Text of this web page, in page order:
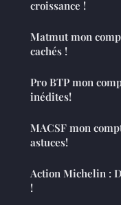
croissance !
Matmut mon
cachés !
Pro BTP mon
inédites!
MACSF mon
astuces!
Action Michelin :
!